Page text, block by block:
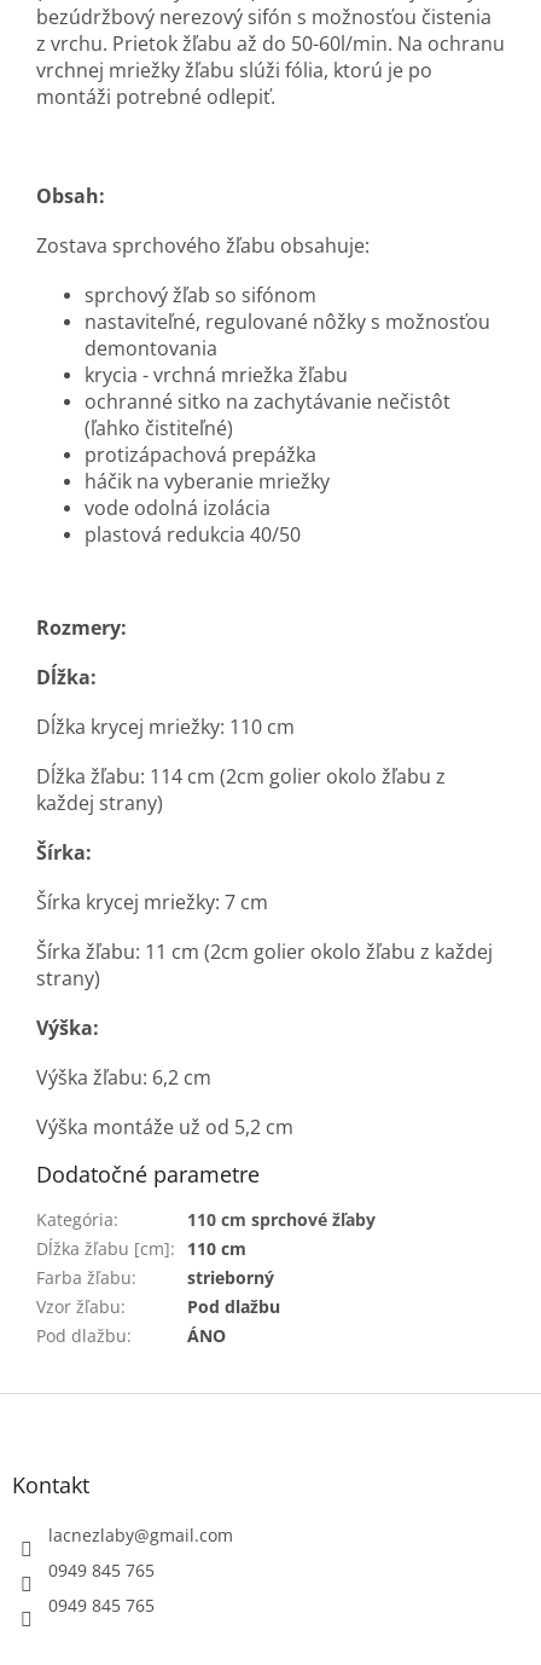
bezúdržbový nerezový sifón s možnosťou čistenia
z vrchu. Prietok žľabu až do 50-60l/min. Na ochranu
vrchnej mriežky žľabu slúži fólia, ktorú je po
montáži potrebné odlepiť.
Obsah:
Zostava sprchového žľabu obsahuje:
sprchový žľab so sifónom
nastaviteľné, regulované nôžky s možnosťou
demontovania
krycia - vrchná mriežka žľabu
ochranné sitko na zachytávanie nečistôt
(ľahko čistiteľné)
protizápachová prepážka
háčik na vyberanie mriežky
vode odolná izolácia
plastová redukcia 40/50
Rozmery:
Dĺžka:
Dĺžka krycej mriežky: 110 cm
Dĺžka žľabu: 114 cm (2cm golier okolo žľabu z
každej strany)
Šírka:
Šírka krycej mriežky: 7 cm
Šírka žľabu: 11 cm (2cm golier okolo žľabu z každej
strany)
Výška:
Výška žľabu: 6,2 cm
Výška montáže už od 5,2 cm
Dodatočné parametre
Kategória:
110 cm sprchové žľaby
Dĺžka žľabu [cm]:
110 cm
Farba žľabu:
strieborný
Vzor žľabu:
Pod dlažbu
Pod dlažbu: ÁNO
Z
Kontakt
lacnezlaby@gmail.com
0949 845 765
0949 845 765